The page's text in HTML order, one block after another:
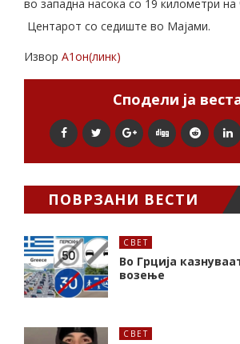
во западна насока со 19 километри
Центарот со седиште во Мајами.
Извор А1он(линк)
Сподели ја
ПОВРЗАНИ ВЕСТИ
СВЕТ
Во Грција
возење
СВЕТ